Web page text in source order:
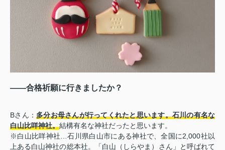
――合格祈願に行きましたか？
Bさん： 多分お母さんが行ってくれたと思います。石川の有名な
白山比咩神社。結構有名な神社だったと思います。
※白山比咩神社…石川県白山市にある神社で、全国に2,000社以
上ある白山神社の総本社。「白山（しらやま）さん」と呼ばれて